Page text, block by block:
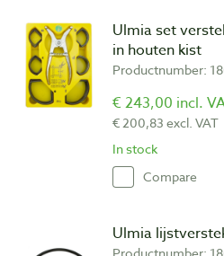
Ulmia set
in houten kist
Productnumber:
€ 243,00 incl.
€ 200,83 excl. VAT
In stock
Compare
Ulmia
Productnumber: